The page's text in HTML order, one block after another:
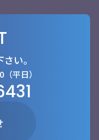
い。
平日）